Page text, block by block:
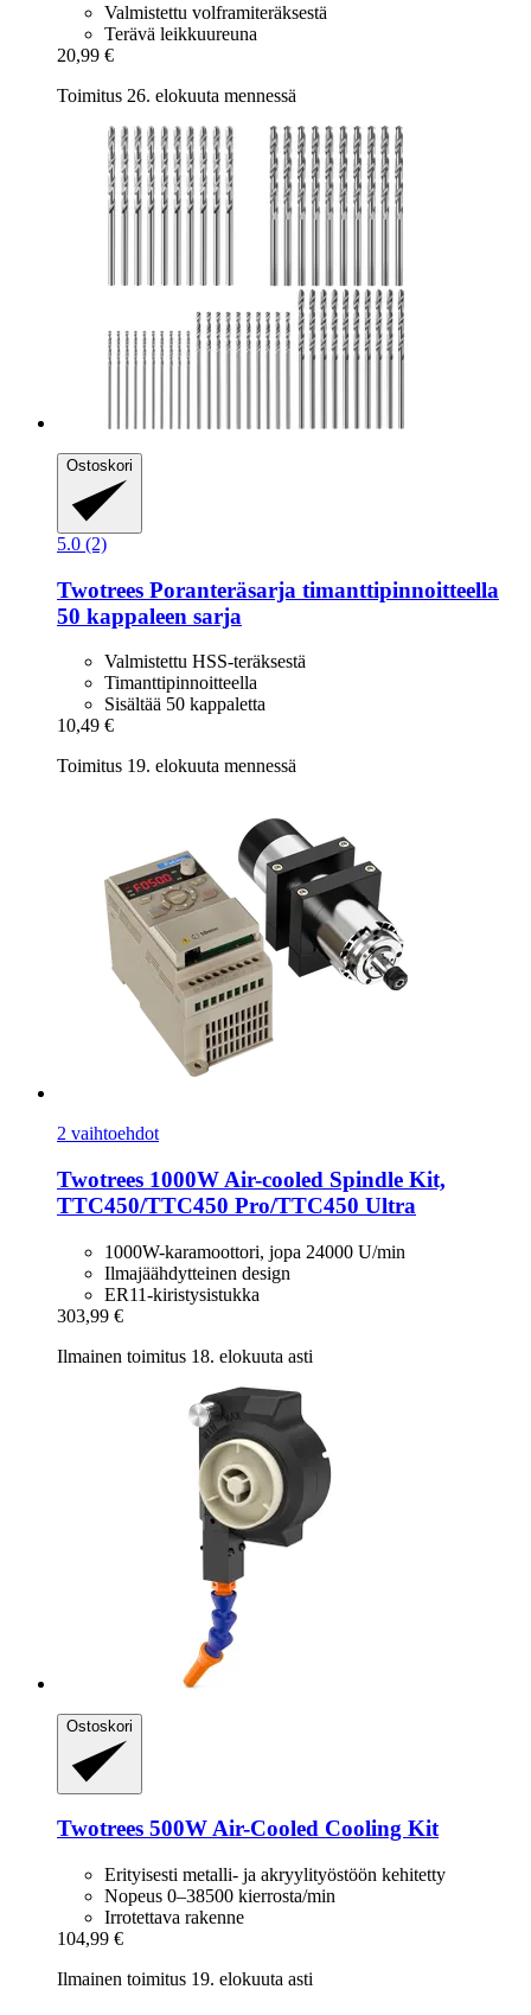
Valmistettu volframiteräksestä
Terävä leikkuureuna
20,99 €
Toimitus 26. elokuuta mennessä
Ostoskori
5.0 (2)
Twotrees Poranteräsarja timanttipinnoitteella
50 kappaleen sarja
Valmistettu HSS-teräksestä
Timanttipinnoitteella
Sisältää 50 kappaletta
10,49 €
Toimitus 19. elokuuta mennessä
2 vaihtoehdot
Twotrees 1000W Air-​cooled Spindle Kit,
TTC450/TTC450 Pro/TTC450 Ultra
1000W-karamoottori, jopa 24000 U/min
Ilmajäähdytteinen design
ER11-kiristysistukka
303,99 €
Ilmainen toimitus 18. elokuuta asti
Ostoskori
Twotrees 500W Air-​Cooled Cooling Kit
Erityisesti metalli- ja akryylityöstöön kehitetty
Nopeus 0–38500 kierrosta/min
Irrotettava rakenne
104,99 €
Ilmainen toimitus 19. elokuuta asti